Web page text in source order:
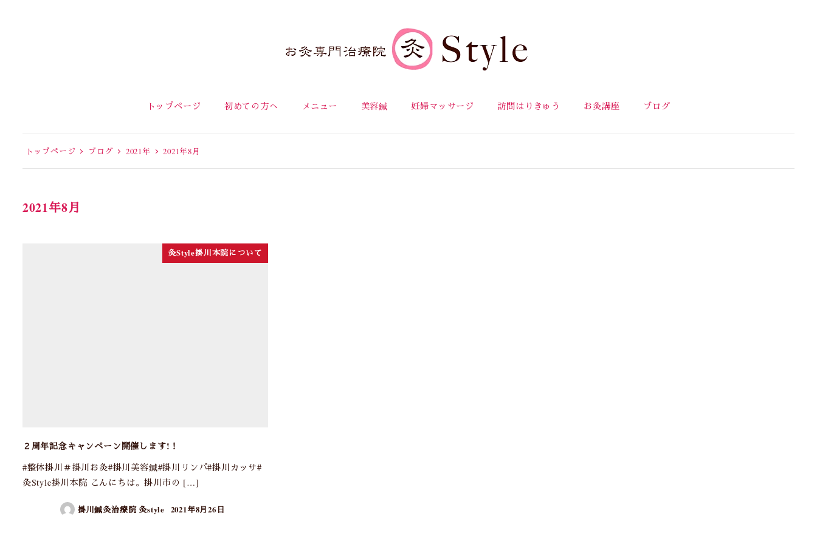
トップページ 初めての方へ メニュー 美容鍼 妊婦マッサージ 訪問はりきゅう お灸講座 ブログ
トップページ ブログ 2021年 2021年8月
2021年8月
灸Style掛川本院について
２周年記念キャンペーン開催します!！
#整体掛川＃掛川お灸#掛川美容鍼#掛川リンパ#掛川カッサ#
灸Style掛川本院 こんにちは。掛川市の […]
掛川鍼灸治療院 灸style 2021年8月26日